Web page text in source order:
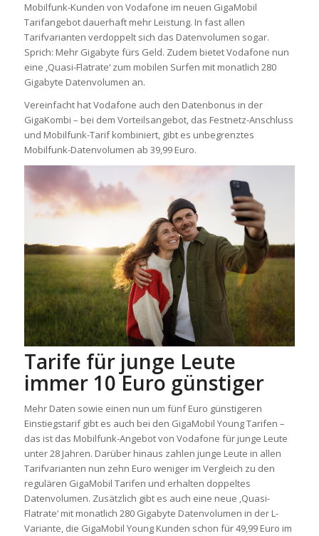
Mobilfunk-Kunden von Vodafone im neuen GigaMobil
Tarifangebot dauerhaft mehr Leistung. In fast allen
Tarifvarianten verdoppelt sich das Datenvolumen sogar.
Sprich: Mehr Gigabyte fürs Geld. Zudem bietet Vodafone nun
eine ‚Quasi-Flatrate‘ zum mobilen Surfen mit monatlich 280
Gigabyte Datenvolumen an.
Vereinfacht hat Vodafone auch den Datenbonus in der
GigaKombi – bei dem Vorteilsangebot, das Festnetz-Anschluss
und Mobilfunk-Tarif kombiniert, gibt es unbegrenztes
Mobilfunk-Datenvolumen ab 39,99 Euro.
Tarife für junge Leute
immer 10 Euro günstiger
Mehr Daten sowie einen nun um fünf Euro günstigeren
Einstiegstarif gibt es auch bei den GigaMobil Young Tarifen –
das ist das Mobilfunk-Angebot von Vodafone für junge Leute
unter 28 Jahren. Darüber hinaus zahlen junge Leute in allen
Tarifvarianten nun zehn Euro weniger im Vergleich zu den
regulären GigaMobil Tarifen und erhalten doppeltes
Datenvolumen. Zusätzlich gibt es auch eine neue ‚Quasi-
Flatrate‘ mit monatlich 280 Gigabyte Datenvolumen in der L-
Variante, die GigaMobil Young Kunden schon für 49,99 Euro im